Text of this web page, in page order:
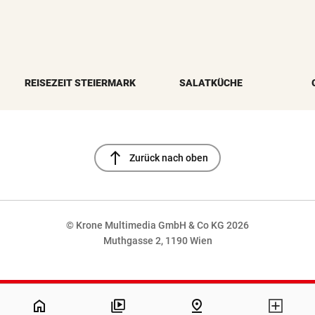
REISEZEIT STEIERMARK SALATKÜCHE
north Zurück nach oben
© Krone Multimedia GmbH & Co KG 2026
Muthgasse 2, 1190 Wien
home pin_drop
NaN%